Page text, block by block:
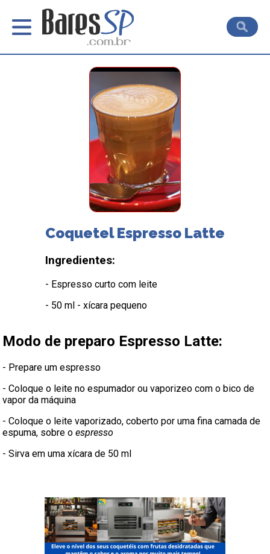
Coquetel Espresso Latte
Ingredientes:
- Espresso curto com leite
- 50 ml - xícara pequeno
Modo de preparo Espresso Latte:
- Prepare um espresso
- Coloque o leite no espumador ou vaporizeo com o bico de
vapor da máquina
- Coloque o leite vaporizado, coberto por uma fina camada de
espuma, sobre oespresso
- Sirva em uma xícara de 50 ml